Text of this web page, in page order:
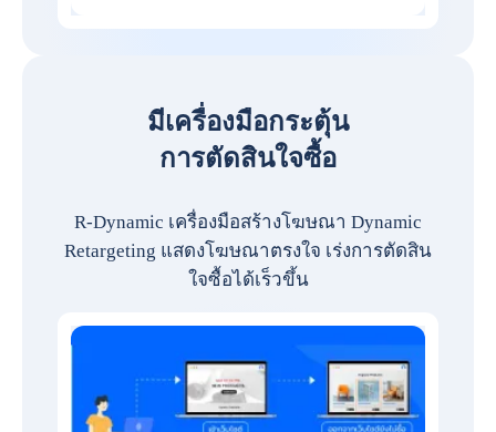
มีเครื่องมือกระตุ้น
การตัดสินใจซื้อ
R-Dynamic เครื่องมือสร้างโฆษณา Dynamic
Retargeting แสดงโฆษณาตรงใจ เร่งการตัดสิน
ใจซื้อได้เร็วขึ้น